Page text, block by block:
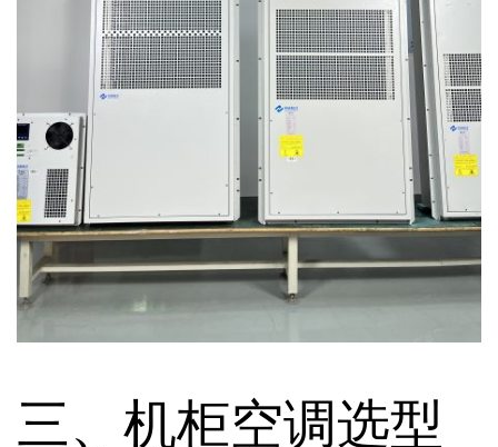
三、机柜空调选型